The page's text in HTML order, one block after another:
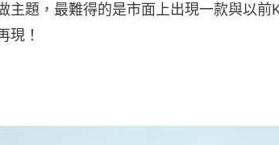
主題，最難得的是市面上出現一款與以前
現！